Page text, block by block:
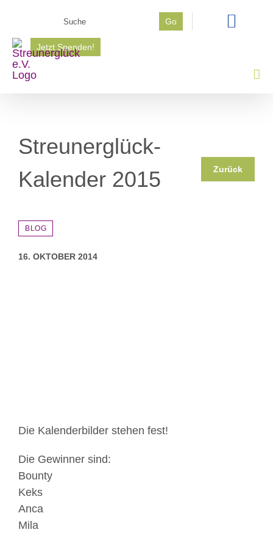
springen
Go
Jetzt Spenden!
Streunerglück-
Kalender 2015
Zurück
BLOG
16. OKTOBER 2014
Die Kalenderbilder stehen fest!
Die Gewinner sind:
Bounty
Keks
Anca
Mila